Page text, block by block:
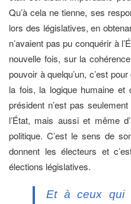
Qu’à cela ne tienne, ses
lors des législatives, en
n’avaient pas pu conquérir à
nouvelle fois, sur la
pouvoir à quelqu’un, c’est
la fois, la logique humaine et
président n’est pas
l’État, mais aussi et même
politique. C’est le sens de
donnent les électeurs et
élections législatives.
Et à ceux qui